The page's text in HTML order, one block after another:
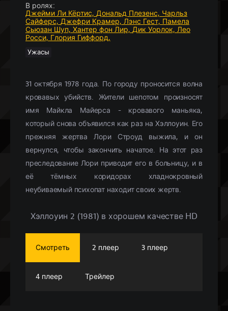
В ролях:
Джейми Ли Кёртис, Дональд Плезенс, Чарльз
Сайферс, Джефри Крамер, Лэнс Гест, Памела
Сьюзан Шуп, Хантер фон Лир, Дик Уорлок, Лео
Росси, Глория Гиффорд,
Ужасы
31 октября 1978 года. По городу проносится волна
кровавых убийств. Жители шепотом произносят
имя Майкла Майерса - кровавого маньяка,
который снова объявился как раз на Хэллоуин. Его
прежняя жертва Лори Строуд выжила, и он
вернулся, чтобы закончить начатое. На этот раз
преследование Лори приводит его в больницу, и в
её тёмных коридорах хладнокровный
неубиваемый психопат находит своих жертв.
Хэллоуин 2 (1981) в хорошем качестве HD
Смотреть 2 плеер 3 плеер
4 плеер Трейлер